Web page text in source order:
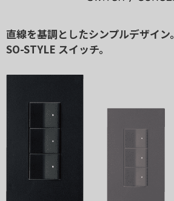
直線を基調としたシンプルデザイン。
SO-STYLE スイッチ。